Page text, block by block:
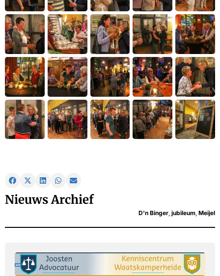
Nieuws Archief
D'n Binger, jubileum, Meijel